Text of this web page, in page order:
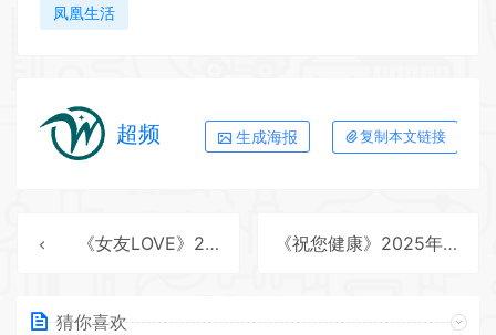
凤凰生活
超频 生成海报 复制本文链接
《女友LOVE》2025年第2期全彩精校PDF杂志下载 《祝您健康》2025年第2期全彩精校PDF杂志下载
猜你喜欢